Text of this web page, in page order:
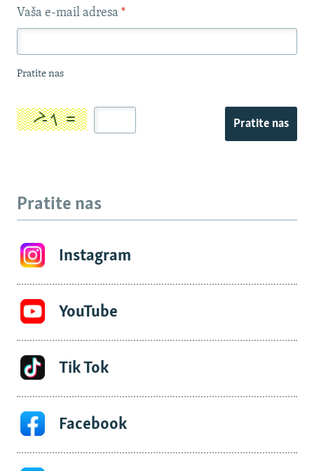
Vaša e-mail adresa *
Pratite nas
Pratite nas
Pratite nas
Instagram
YouTube
Tik Tok
Facebook